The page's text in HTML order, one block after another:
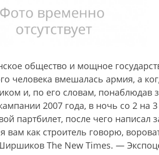
общество и мощное
человека вмешалась армия, а
и, по его словам, понаблюдав
2007 года, в ночь со 2 на 3
партбилет, после чего
я вам как строитель говорю,
The New Times. —